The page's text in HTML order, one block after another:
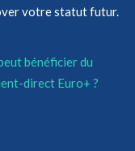
votre statut futur.
bénéficier du
direct Euro+ ?